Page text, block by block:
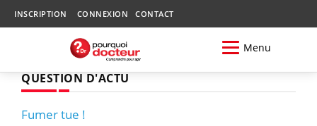
INSCRIPTION CONNEXION CONTACT
Menu
QUESTION D'ACTU
Fumer tue !